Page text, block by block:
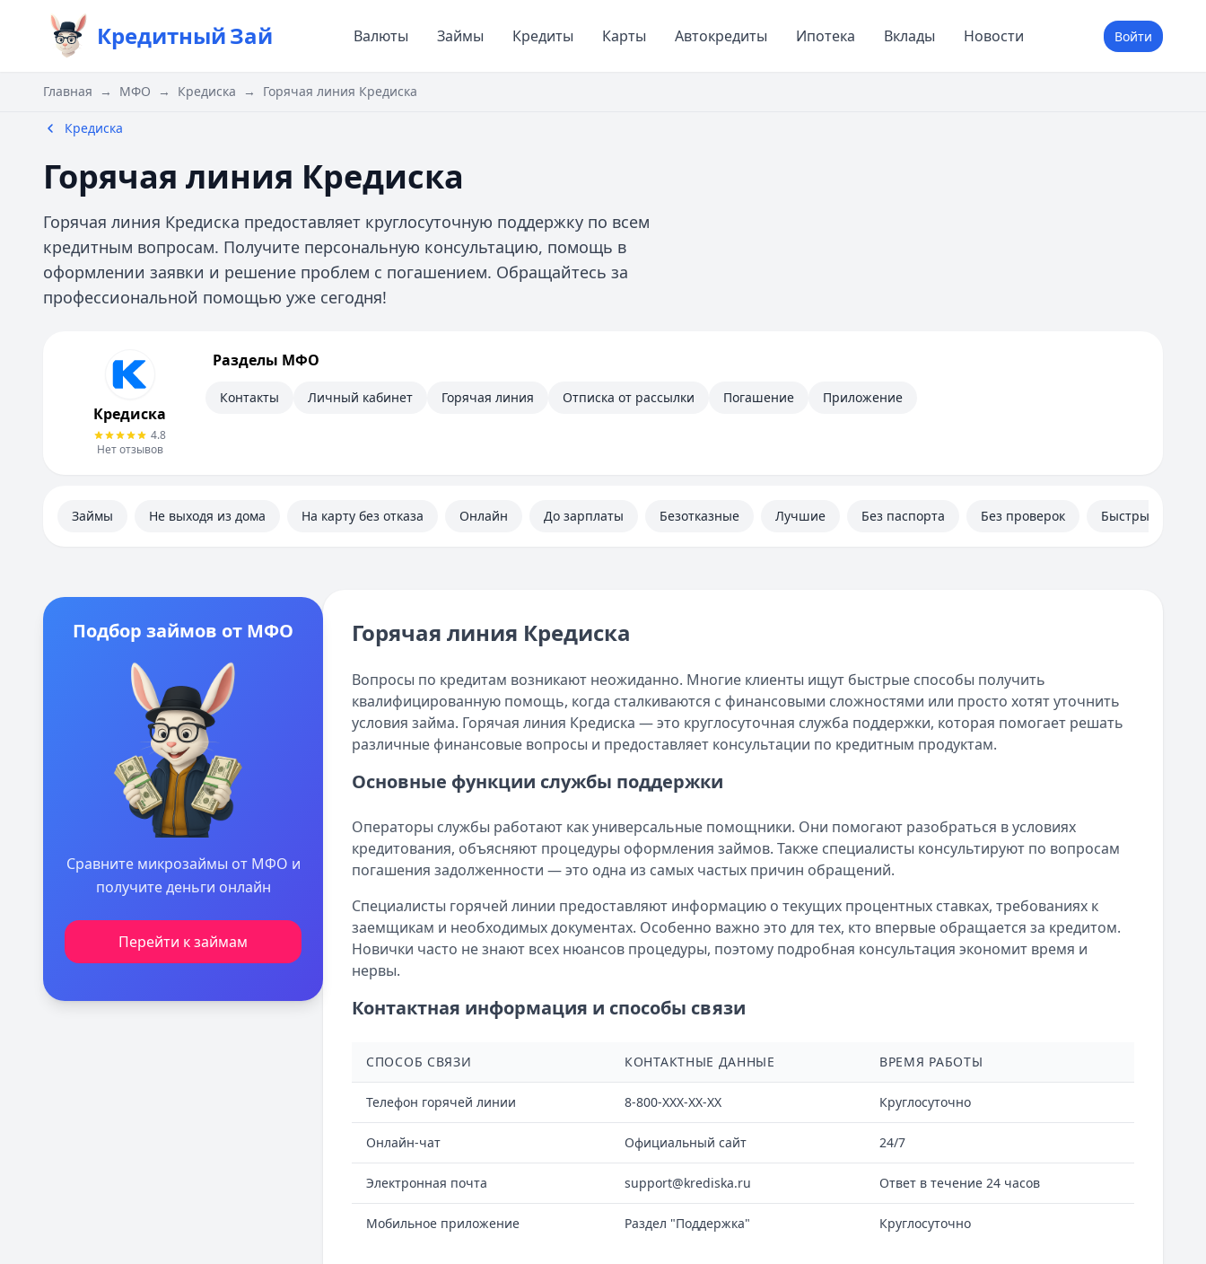
КредитныйЗай Валюты Займы Кредиты Карты Автокредиты Ипотека Вклады Новости Войти
Главная → МФО → Кредиска → Горячая линия Кредиска
Кредиска
Горячая линия Кредиска
Горячая линия Кредиска предоставляет круглосуточную поддержку по всем
кредитным вопросам. Получите персональную консультацию, помощь в
оформлении заявки и решение проблем с погашением. Обращайтесь за
профессиональной помощью уже сегодня!
Информация
Кредиска
4.8
Нет отзывов
Разделы МФО
Контакты Личный кабинет Горячая линия Отписка от рассылки Погашение Приложение
Займы Не выходя из дома На карту без отказа Онлайн До зарплаты Безотказные Лучшие Без паспорта Без проверок Быстрые
Подбор займов от МФО
Сравните микрозаймы от МФО и
получите деньги онлайн
Перейти к займам
Горячая линия Кредиска
Вопросы по кредитам возникают неожиданно. Многие клиенты ищут быстрые способы получить
квалифицированную помощь, когда сталкиваются с финансовыми сложностями или просто хотят уточнить
условия займа. Горячая линия Кредиска — это круглосуточная служба поддержки, которая помогает решать
различные финансовые вопросы и предоставляет консультации по кредитным продуктам.
Основные функции службы поддержки
Операторы службы работают как универсальные помощники. Они помогают разобраться в условиях
кредитования, объясняют процедуры оформления займов. Также специалисты консультируют по вопросам
погашения задолженности — это одна из самых частых причин обращений.
Специалисты горячей линии предоставляют информацию о текущих процентных ставках, требованиях к
заемщикам и необходимых документах. Особенно важно это для тех, кто впервые обращается за кредитом.
Новички часто не знают всех нюансов процедуры, поэтому подробная консультация экономит время и
нервы.
Контактная информация и способы связи
СПОСОБ СВЯЗИ КОНТАКТНЫЕ ДАННЫЕ ВРЕМЯ РАБОТЫ
Телефон горячей линии 8-800-XXX-XX-XX Круглосуточно
Онлайн-чат Официальный сайт 24/7
Электронная почта support@krediska.ru Ответ в течение 24 часов
Мобильное приложение Раздел "Поддержка" Круглосуточно